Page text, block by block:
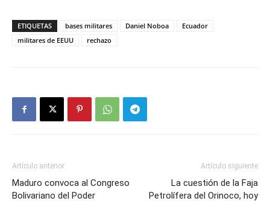
ETIQUETAS bases militares Daniel Noboa
Ecuador
militares de EEUU
rechazo
Artículo anterior
Maduro convoca al Congreso
Bolivariano del Poder
Artículo siguiente
La cuestión de la Faja
Petrolífera del Orinoco, hoy